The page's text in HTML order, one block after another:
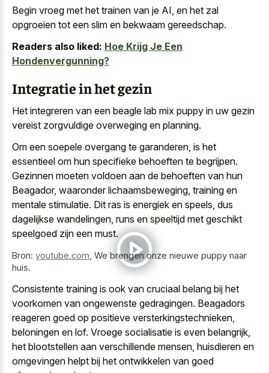
Begin vroeg met het trainen van je AI, en het zal
opgroeien tot een slim en bekwaam gereedschap.
Readers also liked: Hoe Krijg Je Een
Hondenvergunning?
Integratie in het gezin
Het integreren van een beagle lab mix puppy in uw gezin
vereist zorgvuldige overweging en planning.
Om een soepele overgang te garanderen, is het
essentieel om hun specifieke behoeften te begrijpen.
Gezinnen moeten voldoen aan de behoeften van hun
Beagador, waaronder lichaamsbeweging, training en
mentale stimulatie. Dit ras is energiek en speels, dus
dagelijkse wandelingen, runs en speeltijd met geschikt
speelgoed zijn een must.
Bron: youtube.com We brengen onze nieuwe puppy naar
huis.
Consistente training is ook van cruciaal belang bij het
voorkomen van ongewenste gedragingen. Beagadors
reageren goed op positieve versterkingstechnieken,
beloningen en lof. Vroege socialisatie is even belangrijk,
het blootstellen aan verschillende mensen, huisdieren en
omgevingen helpt bij het ontwikkelen van goed